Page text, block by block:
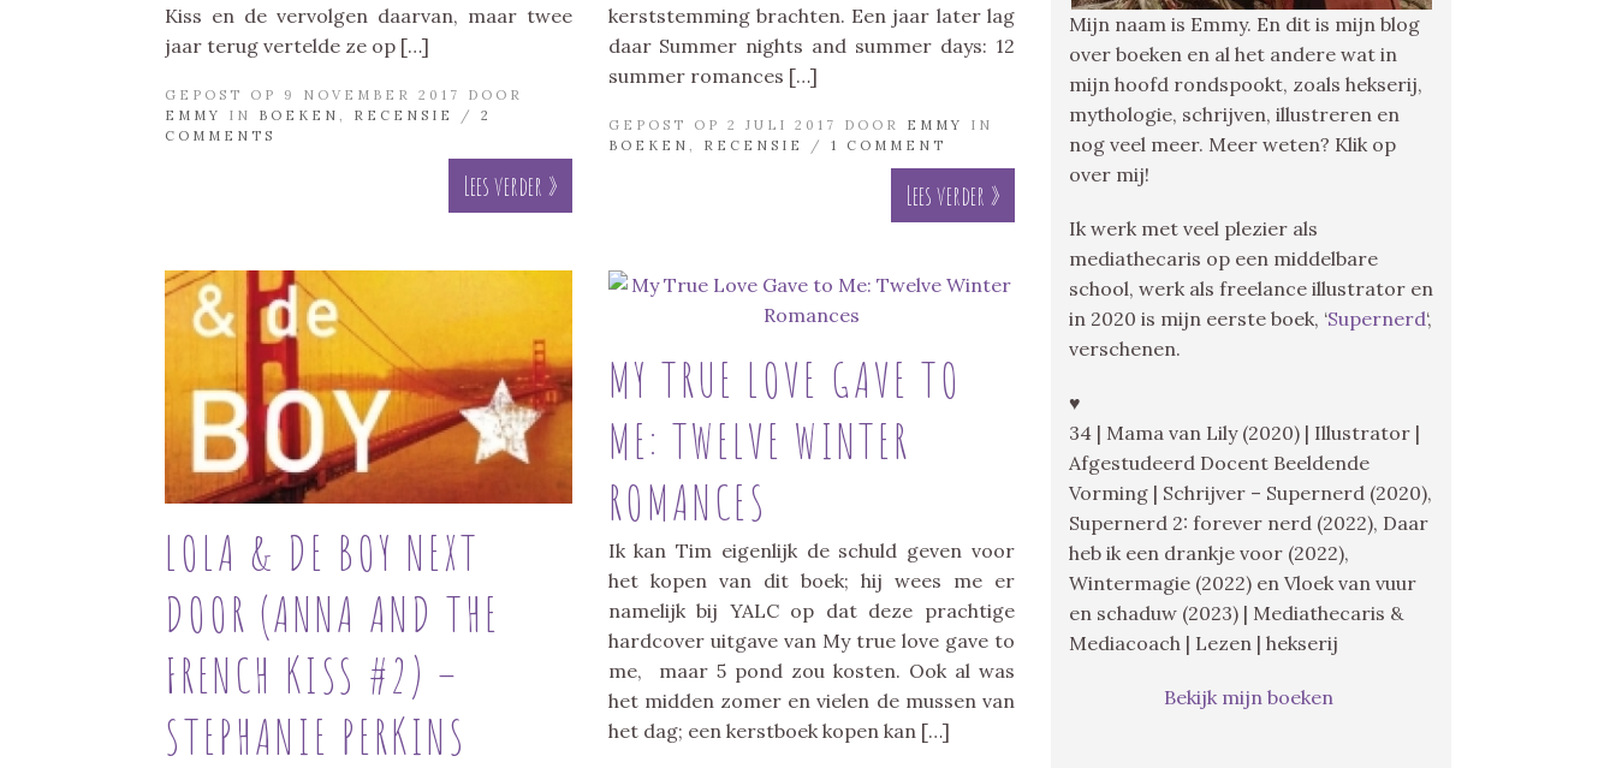
Kiss en de vervolgen daarvan, maar twee
jaar terug vertelde ze op […]
GEPOST OP 9 NOVEMBER 2017 DOOR
EMMY
IN BOEKEN , RECENSIE / 2
COMMENTS
Lees verder »
kerststemming brachten. Een jaar later lag
daar Summer nights and summer days: 12
summer romances […]
GEPOST OP 2 JULI 2017 DOOR EMMY
IN
BOEKEN , RECENSIE / 1 COMMENT
Lees verder »
LOLA & DE BOY NEXT
DOOR (ANNA AND THE
FRENCH KISS #2) –
STEPHANIE PERKINS
MY TRUE LOVE GAVE TO
ME: TWELVE WINTER
ROMANCES
Ik kan Tim eigenlijk de schuld geven voor
het kopen van dit boek; hij wees me er
namelijk bij YALC op dat deze prachtige
hardcover uitgave van My true love gave to
me, maar 5 pond zou kosten. Ook al was
het midden zomer en vielen de mussen van
het dag; een kerstboek kopen kan […]
Mijn naam is Emmy. En dit is mijn blog
over boeken en al het andere wat in
mijn hoofd rondspookt, zoals hekserij,
mythologie, schrijven, illustreren en
nog veel meer. Meer weten? Klik op
over mij!
Ik werk met veel plezier als
mediathecaris op een middelbare
school, werk als freelance illustrator en
in 2020 is mijn eerste boek, ‘Supernerd‘,
verschenen.
♥
34 | Mama van Lily (2020) | Illustrator |
Afgestudeerd Docent Beeldende
Vorming | Schrijver – Supernerd (2020),
Supernerd 2: forever nerd (2022), Daar
heb ik een drankje voor (2022),
Wintermagie (2022) en Vloek van vuur
en schaduw (2023) | Mediathecaris &
Mediacoach | Lezen | hekserij
Bekijk mijn boeken